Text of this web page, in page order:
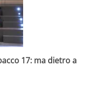
17: ma dietro a